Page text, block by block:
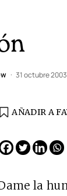
31 octubre 2003
AÑADIR A
la
EDICIÓN